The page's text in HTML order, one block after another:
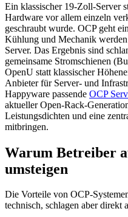
Ein klassischer 19-Zoll-Server
Hardware vor allem einzeln
geschraubt wurde. OCP geht
Kühlung und Mechanik
Server. Das Ergebnis sind
gemeinsame Stromschienen
OpenU statt klassischer
Anbieter für Server- und
Happyware passende OCP
aktueller Open-Rack-
Leistungsdichten und eine
mitbringen.
Warum Betreiber
umsteigen
Die Vorteile von OCP-
technisch, schlagen aber direkt